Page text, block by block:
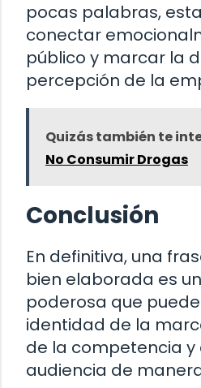
pocas palabras,
conectar
público y marcar la
percepción de la
Quizás también te
No Consumir Drogas
Conclusión
En definitiva, una
bien elaborada es
poderosa que
identidad de la
de la competencia
audiencia de